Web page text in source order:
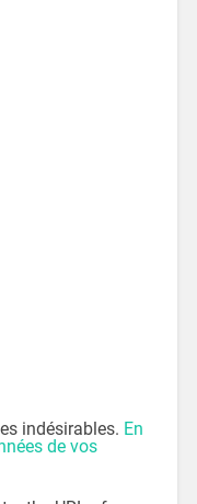
indésirables. En
de vos